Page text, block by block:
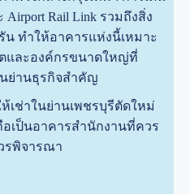
Rail Link รวมถึงสิ่ง
ทำให้อาคารแห่งนี้เหมาะ
และองค์กรขนาดใหญ่ที่
ย่านธุรกิจสำคัญ
เช่าในย่านเพชรบุรีตัดใหม่
อเป็นอาคารสำนักงานที่ควร
รพิจารณา